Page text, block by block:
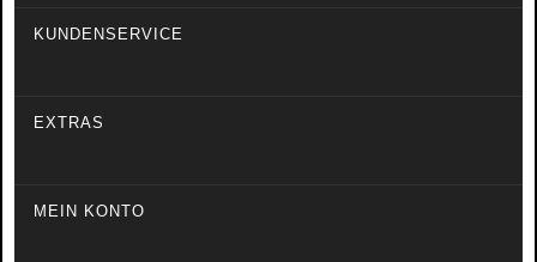
KUNDENSERVICE
EXTRAS
MEIN KONTO